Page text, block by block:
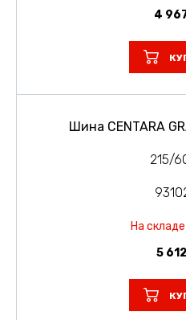
4
Шина CENTARA
215/
На
5 612